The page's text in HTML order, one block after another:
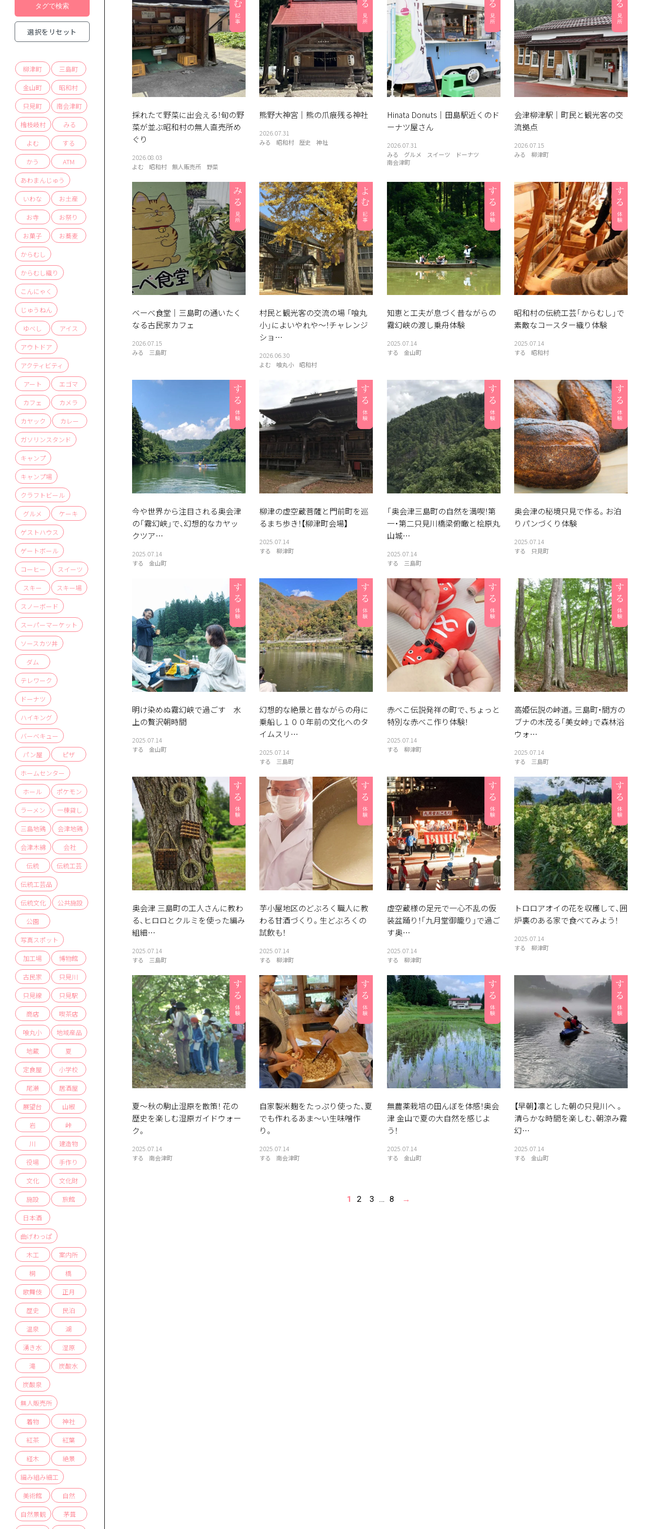
奥会津
伝言板
みる
見所
よむ
検索
ABOUT
相
談
窓
お
問
い
合
わ
選択をリセット
柳津町
三島町
金山町
昭和村
只見町
南会津町
檜枝岐村
みる
よむ
する
かう
ATM
あわまんじゅう
いわな
お土産
お寺
お祭り
お菓子
お蕎麦
からむし
からむし織り
こんにゃく
じゅうねん
ゆべし
アイス
アウトドア
アクティビティ
アート
エゴマ
カフェ
カメラ
カヤック
カレー
ガソリンスタンド
キャンプ
キャンプ場
クラフトビール
グルメ
ケーキ
ゲストハウス
ゲートボール
コーヒー
スイーツ
スキー
スキー場
スノーボード
スーパーマーケット
ソースカツ丼
ダム
テレワーク
ドーナツ
ハイキング
バーベキュー
パン屋
ピザ
ホームセンター
ホール
ポケモン
ラーメン
一棟貸し
三島地鶏
会津地鶏
会津木綿
会社
伝統
伝統工芸
伝統工芸品
伝統文化
公共施設
公園
写真スポット
加工場
博物館
古民家
只見川
只見線
只見駅
商店
喫茶店
喰丸小
地域産品
地蔵
夏
定食屋
小学校
尾瀬
居酒屋
展望台
山椒
岩
峠
川
建造物
役場
手作り
文化
文化財
施設
旅館
日本酒
曲げわっぱ
木工
案内所
桐
橋
歌舞伎
正月
歴史
民泊
温泉
湖
湧き水
湿原
滝
炭酸水
炭酸泉
無人販売所
着物
神社
紅茶
紅葉
経木
絶景
編み組み細工
美術館
自然
自然景観
茅葺
採れたて野菜に出会える！旬の野
菜が並ぶ昭和村の無人直売所め
ぐり
2026.08.03
よむ 昭和村 無人販売所 野菜
熊野大神宮｜熊の爪痕残る神社
2026.07.31
みる 昭和村 歴史 神社
Hinata Donuts｜田島駅近くのド
ーナツ屋さん
2026.07.31
みる グルメ スイーツ
ドーナツ
南会津町
会津柳津駅｜町民と観光客の交
流拠点
2026.07.15
みる 柳津町
ベーべ食堂｜三島町の通いたく
なる古民家カフェ
2026.07.15
みる 三島町
村民と観光客の交流の場 「喰丸
小」によいやれや〜！チャレンジ
ショ…
2026.06.30
よむ 喰丸小 昭和村
知恵と工夫が息づく昔ながらの
霧幻峡の渡し乗舟体験
2025.07.14
する 金山町
昭和村の伝統工芸「からむし」で
素敵なコースター織り体験
2025.07.14
する 昭和村
今や世界から注目される奥会津
の「霧幻峡」で、幻想的なカヤッ
クツア…
2025.07.14
する 金山町
柳津の虚空蔵菩薩と門前町を巡
るまち歩き！【柳津町会場】
2025.07.14
する 柳津町
「奥会津三島町の自然を満喫！第
一・第二只見川橋梁俯瞰と桧原丸
山城…
2025.07.14
する 三島町
奥会津の秘境只見で作る。お泊
りパンづくり体験
2025.07.14
する 只見町
明け染めぬ霧幻峡で過ごす 水
上の贅沢朝時間
2025.07.14
する 金山町
幻想的な絶景と昔ながらの舟に
乗船し１００年前の文化へのタ
イムスリ…
2025.07.14
する 三島町
赤べこ伝説発祥の町で、ちょっと
特別な赤べこ作り体験！
2025.07.14
する 柳津町
高姫伝説の峠道。三島町・間方の
ブナの木茂る「美女峠」で森林浴
ウォ…
2025.07.14
する 三島町
奥会津 三島町の工人さんに教わ
る、ヒロロとクルミを使った編み
組細…
2025.07.14
する 三島町
芋小屋地区のどぶろく職人に教
わる甘酒づくり。生どぶろくの
試飲も！
2025.07.14
する 柳津町
虚空蔵様の足元で一心不乱の仮
装盆踊り！「九月堂御籠り」で過ご
す奥…
2025.07.14
する 柳津町
トロロアオイの花を収穫して、囲
炉裏のある家で食べてみよう！
2025.07.14
する 柳津町
夏〜秋の駒止湿原を散策！ 花の
歴史を楽しむ湿原ガイドウォー
ク。
2025.07.14
する 南会津町
自家製米麹をたっぷり使った、夏
でも作れるあま〜い生味噌作
り。
2025.07.14
する 南会津町
無農薬栽培の田んぼを体感！奥会
津 金山で夏の大自然を感じよ
う！
2025.07.14
する 金山町
【早朝】凛とした朝の只見川へ 。
清らかな時間を楽しむ、朝涼み霧
幻…
2025.07.14
する 金山町
1 2 3 … 8 →